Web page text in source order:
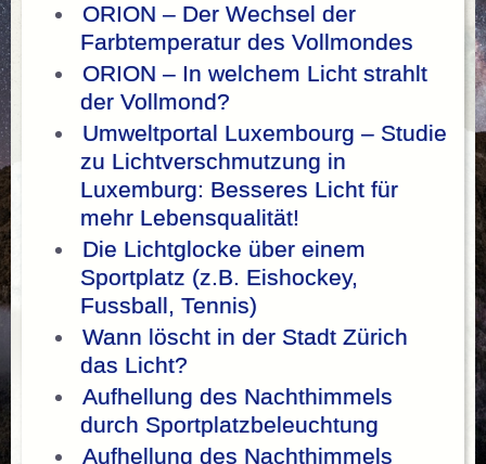
ORION – Der Wechsel der
Farbtemperatur des Vollmondes
ORION – In welchem Licht strahlt
der Vollmond?
Umweltportal Luxembourg – Studie
zu Lichtverschmutzung in
Luxemburg: Besseres Licht für
mehr Lebensqualität!
Die Lichtglocke über einem
Sportplatz (z.B. Eishockey,
Fussball, Tennis)
Wann löscht in der Stadt Zürich
das Licht?
Aufhellung des Nachthimmels
durch Sportplatzbeleuchtung
Aufhellung des Nachthimmels